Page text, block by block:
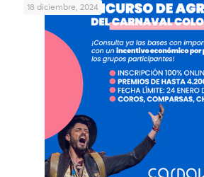
18 diciembre, 2024